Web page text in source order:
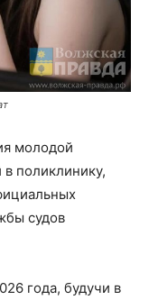
молодой
поликлинику,
судов
года, будучи в